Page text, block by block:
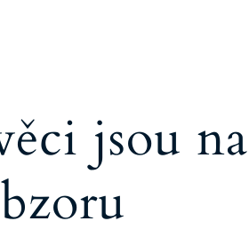
jsou na